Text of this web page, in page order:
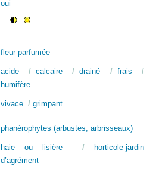
oui
fleur parfumée
acide /calcaire /drainé / frais
/
humifère
vivace / grimpant
phanérophytes (arbustes, arbrisseaux)
haie ou lisière /
horticole-jardin
d’agrément